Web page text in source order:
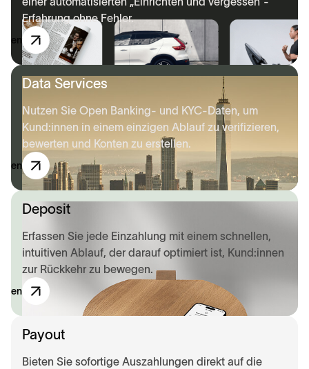
Erfahrung ohne Fehler.
Data Services
Nutzen Sie Open Banking- und KYC-Daten, um
Kund:innen in einem einzigen Ablauf zu verifizieren,
bewerten und Konten zu erstellen.
Deposit
Erfassen Sie jede Einzahlung mit einem schnellen,
intuitiven Ablauf, der darauf optimiert ist, Kund:innen
zur Rückkehr zu bewegen.
Payout
Bieten Sie sofortige Auszahlungen direkt auf die